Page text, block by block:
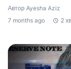
Автор Ayesha Aziz
7 months ago
2 хв